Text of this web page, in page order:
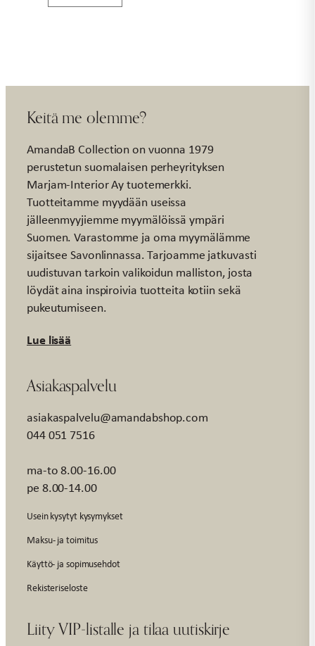
Keitä me olemme?
AmandaB Collection on vuonna 1979
perustetun suomalaisen perheyrityksen
Marjam-Interior Ay tuotemerkki.
Tuotteitamme myydään useissa
jälleenmyyjiemme myymälöissä ympäri
Suomen. Varastomme ja oma myymälämme
sijaitsee Savonlinnassa. Tarjoamme jatkuvasti
uudistuvan tarkoin valikoidun malliston, josta
löydät aina inspiroivia tuotteita kotiin sekä
pukeutumiseen.
Lue lisää
Asiakaspalvelu
asiakaspalvelu@amandabshop.com
044 051 7516
ma-to 8.00-16.00
pe 8.00-14.00
Usein kysytyt kysymykset
Maksu- ja toimitus
Käyttö- ja sopimusehdot
Rekisteriseloste
Liity VIP-listalle ja tilaa uutiskirje